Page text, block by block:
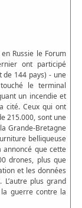
Russie le Forum
ont participé
de 144 pays) - une
le terminal
un incendie et
cité. Ceux qui ont
215.000, sont une
Grande-Bretagne
belliqueuse
que cette
drones, plus que
et les données
plus grand
guerre contre la